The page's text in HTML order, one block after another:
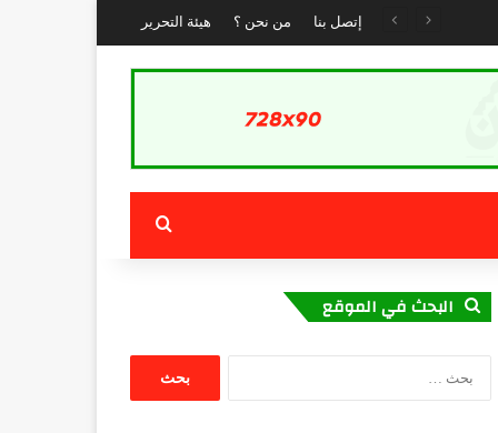
إتصل بنا من نحن ؟ هيئة التحرير
بحث عن
البحث في الموقع